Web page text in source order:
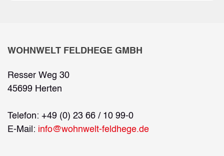
WOHNWELT FELDHEGE GMBH
Resser Weg 30
45699 Herten
Telefon: +49 (0) 23 66 / 10 99-0
E-Mail: info@wohnwelt-feldhege.de